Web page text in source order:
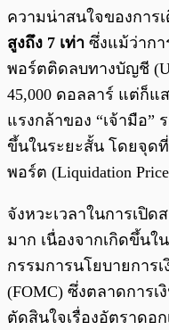
ความน่าสนใจของการ
สูงถึง 7 เท่า ซึ่งแม้ว่ากา
พอร์ตติดลบทางบัญชี
45,000 ดอลลาร์ แต่ก็แ
แรงกล้าของ “เจ้ามือ”
ขึ้นในระยะสั้น โดยจุด
พอร์ต (Liquidation
จังหวะเวลาในการเปิ
มาก เนื่องจากเกิดขึ้น
กรรมการนโยบายการ
(FOMC) ซึ่งตลาดการ
ตัดสินใจเรื่องอัตราดอ